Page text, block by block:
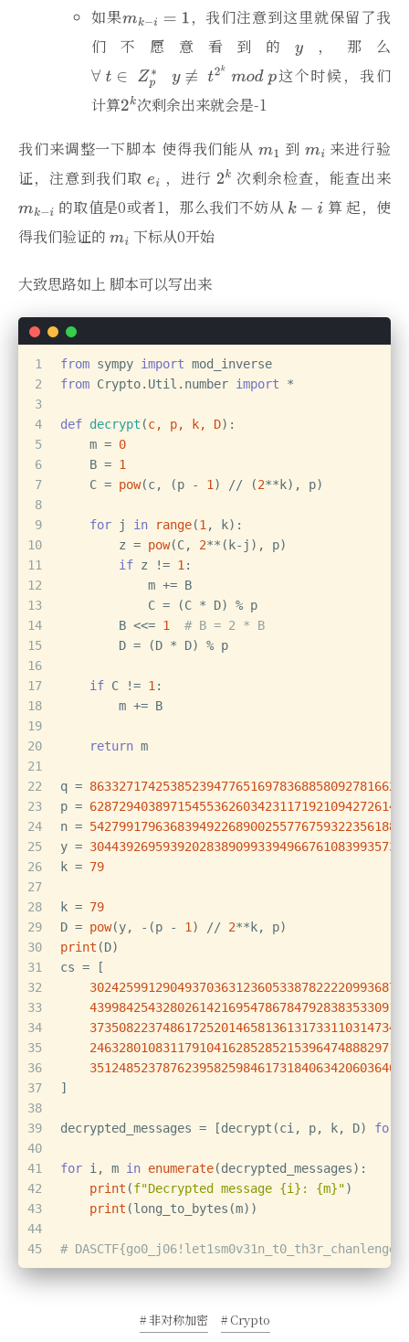
如果
，我们注意到这里就保留了我
们不愿意看到的
，那么
这个时候，我们
计算
次剩余出来就会是-1
我们来调整一下脚本 使得我们能从 到
来进行验
证，注意到我们取
，进行
次剩余检查，能查出来
的取值是0或者1，那么我们不妨从
算 起，使
得我们验证的
下标从0开始
大致思路如上 脚本可以写出来
1
2
3
4
5
6
7
8
9
10
11
12
13
14
15
16
17
18
19
20
21
22
23
24
25
26
27
28
29
30
31
32
33
34
35
36
37
38
39
40
41
42
43
44
45
from sympy import mod_inverse
from Crypto.Util.number import *
def decrypt (c, p, k, D):
    m =
0
    B =
1
    C =
pow(c, (p - 1 ) // (2**k), p)
for j in range(1 , k):
        z =
pow(C, 2**(k-j), p)
if z != 1 :
            m += B
            C = (C * D) % p
        B <<=
1
# B = 2 * B
        D = (D * D) % p
if C != 1 :
        m += B
return m
q =
p =
n =
y =
k = 79
k = 79
D = pow(y, -(p - 1 ) // 2**k, p)
print (D)
cs = [
]
decrypted_messages = [decrypt(ci, p, k, D) for
for i, m in enumerate(decrypted_messages):
print (f"Decrypted message {i} : {m}")
print (long_to_bytes(m))
#
# 非对称加密 # Crypto